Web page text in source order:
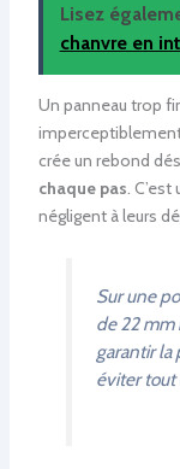
Lisez
chanvre en
Un panneau trop
crée un rebond
chaque pas .
négligent à leurs
Sur une
de 22
garantir la
éviter tout